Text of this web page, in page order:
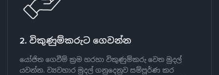
2. විකුණුම්කරුට ගෙවන්න
යෝජිත ගෙවීම් ක්‍රම හරහා විකුණුම්කරු වෙත මුදල්
යවන්න. ව්‍යවහාර මුදල් ගනුදෙනුව සම්පූර්ණ කර